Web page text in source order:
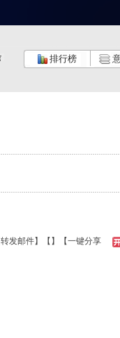
排行榜
转发邮件】【 】 【一键分享